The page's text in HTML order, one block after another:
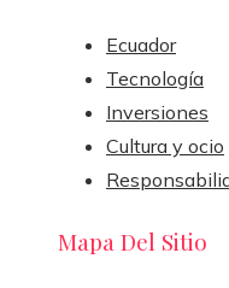
Ecuador
Tecnología
Inversiones
Cultura y ocio
Mapa Del Sitio